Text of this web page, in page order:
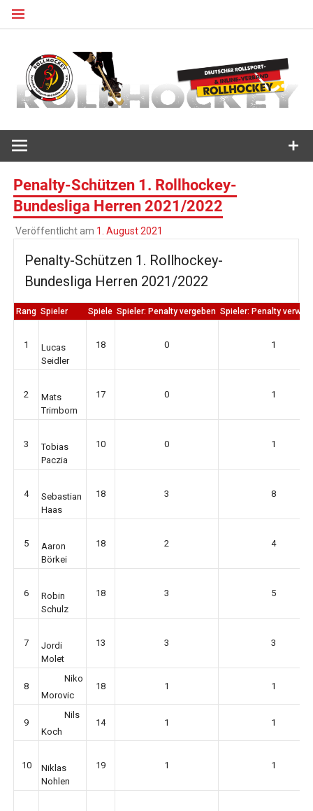
Zum
Penalty-Schützen 1. Rollhockey-
Bundesliga Herren 2021/2022
Veröffentlicht am 1. August 2021
Penalty-Schützen 1. Rollhockey-
Bundesliga Herren 2021/2022
Rang Spieler Spiele Spieler: Penalty vergeben Spieler: Penalty
1
Lucas
Seidler
18 0 1
2
Mats
Trimborn
17 0 1
3
Tobias
Paczia
10 0 1
4
Sebastian
Haas
18 3 8
5
Aaron
Börkei
18 2 4
6
Robin
Schulz
18 3 5
7
Jordi
Molet
13 3 3
8
Niko
Morovic
18 1 1
9
Nils
Koch
14 1 1
10
Niklas
Nohlen
19 1 1